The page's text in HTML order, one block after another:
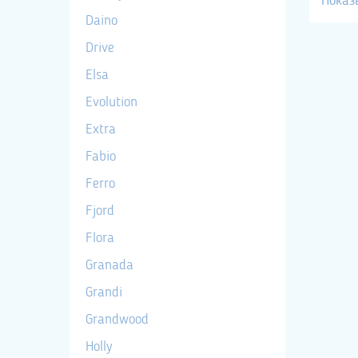
Daino
Drive
Elsa
Evolution
Extra
Fabio
Ferro
Fjord
Flora
Granada
Grandi
Grandwood
Holly